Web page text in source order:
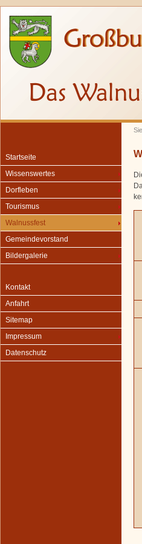
Startseite
Wissenswertes
Dorfleben
Tourismus
Walnussfest
Gemeindevorstand
Bildergalerie
Kontakt
Anfahrt
Sitemap
Impressum
Datenschutz